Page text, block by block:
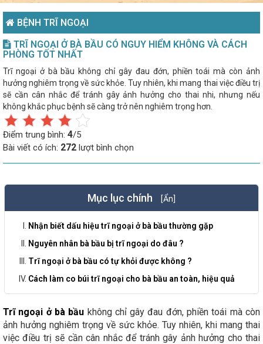
BỆNH TRĨ NGOẠI
TRĨ NGOẠI Ở BÀ BẦU CÓ NGUY HIỂM KHÔNG VÀ CÁCH
PHÒNG TỐT NHẤT
Trĩ ngoại ở bà bầu không chỉ gây đau đớn, phiền toái mà còn ảnh
hưởng nghiêm trọng về sức khỏe. Tuy nhiên, khi mang thai việc điều trị
sẽ cần cân nhắc để tránh gây ảnh hưởng cho thai nhi, nhưng nếu
không khắc phục bệnh sẽ càng trở nên nghiêm trọng hơn.
Điểm trung bình: 4/5
Bài viết có ích: 272 lượt bình chọn
Mục lục chính [Ẩn]
Nhận biết dấu hiệu trĩ ngoại ở bà bầu thường gặp
Nguyên nhân bà bầu bị trĩ ngoại do đâu ?
Trĩ ngoại ở bà bầu có tự khỏi được không ?
Cách làm co búi trĩ ngoại cho bà bầu an toàn, hiệu quả
Trĩ ngoại ở bà bầu không chỉ gây đau đớn, phiền toái mà còn
ảnh hưởng nghiêm trọng về sức khỏe. Tuy nhiên, khi mang thai
việc điều trị sẽ cần cân nhắc để tránh gây ảnh hưởng cho thai